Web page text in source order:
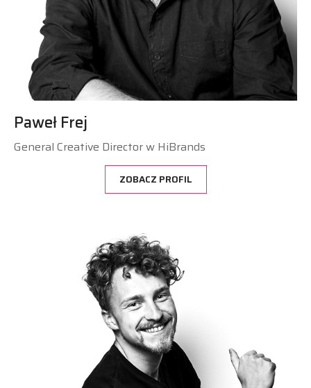
Paweł Frej
General Creative Director w HiBrands
ZOBACZ PROFIL